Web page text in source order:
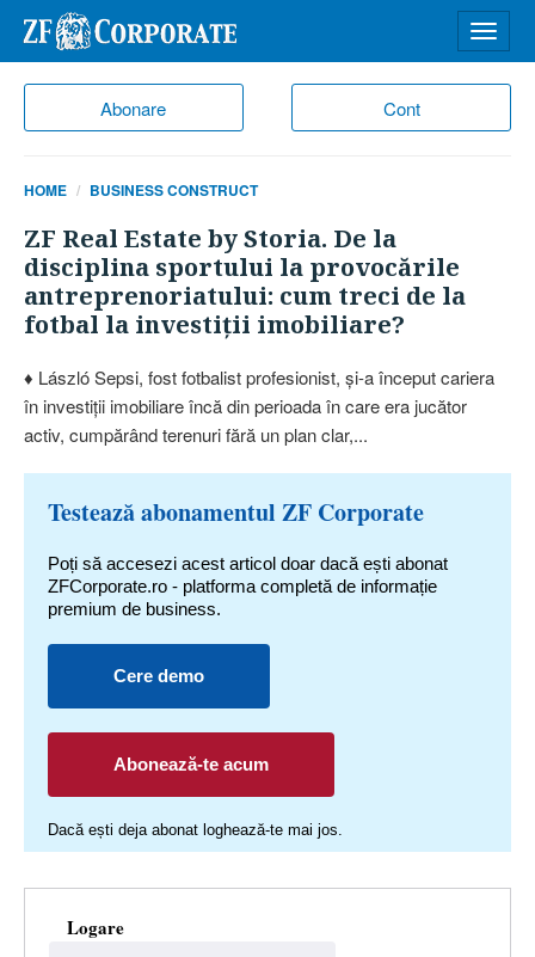
Abonare Cont
meniu
HOME BUSINESS CONSTRUCT
ZF Real Estate by Storia. De la
disciplina sportului la provocările
antreprenoriatului: cum treci de la
fotbal la investiţii imobiliare?
♦ László Sepsi, fost fotbalist profesionist, şi-a început cariera
în investiţii imobiliare încă din perioada în care era jucător
activ, cumpărând terenuri fără un plan clar,...
Testează abonamentul ZF Corporate
Poți să accesezi acest articol doar dacă ești abonat
ZFCorporate.ro - platforma completă de informație
premium de business.
Cere demo
Abonează-te acum
Dacă ești deja abonat loghează-te mai jos.
Logare